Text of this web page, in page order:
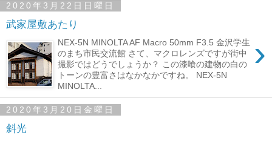
2020年3月22日日曜日
武家屋敷あたり
›
NEX-5N MINOLTA AF Macro 50mm F3.5 金沢学生
のまち市民交流館 さて、マクロレンズですが街中
撮影ではどうでしょうか？ この漆喰の建物の白の
トーンの豊富さはなかなかですね。 NEX-5N
MINOLTA...
2020年3月20日金曜日
斜光